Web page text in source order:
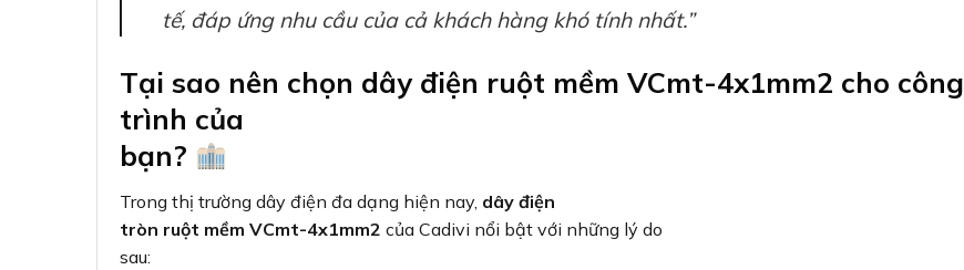
tế, đáp ứng nhu cầu của cả khách hàng khó tính nhất.”
Tại sao nên chọn dây điện ruột mềm VCmt-4x1mm2 cho công
trình của
bạn?
Trong thị trường dây điện đa dạng hiện nay, dây điện
tròn ruột mềm VCmt-4x1mm2 của Cadivi nổi bật với những lý do
sau: